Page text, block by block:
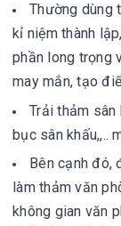
Thường dùng
kỉ niệm thành
phần long trọng
may mắn, tạo
Trải thảm sân
bục sân khấu,,..
Bên cạnh đó,
làm thảm văn
không gian văn